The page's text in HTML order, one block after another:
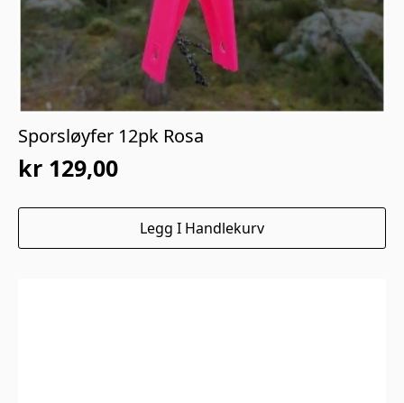
Sporsløyfer 12pk Rosa
kr 129,00
Legg I Handlekurv